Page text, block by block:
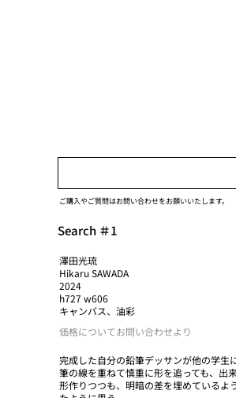
ご購入やご質問はお問い合わせをお願いいたします。
Search ＃1
澤田光琉
Hikaru SAWADA
2024
h727 w606
キャンバス、油彩
価格についてお問い合わせより
完成した自分の鉛筆デッサンが他の学生
筆の線を重ねて慎重に形を追っても、出
形作りつつも、明暗の差を埋めているよ